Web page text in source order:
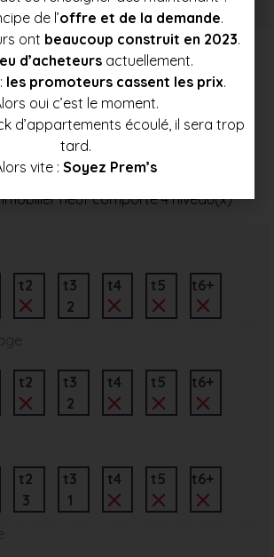
des
par étage
neuf comporte 4 niveau(x)
t2
t3
2
t4 t5 t6+
t2
t3
2
t4 t5 t6+
t2
3
t3
1
t4 t5 t6+
de l’offre et de la demande.
ont beaucoup construit en 2023.
d’acheteurs actuellement.
les promoteurs cassent les prix.
oui c’est le moment.
d’appartements écoulé, il sera trop
tard.
vite : Soyez Prem’s